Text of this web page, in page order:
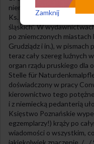
niemieckiego muzeum,
Ks. Poznańskiego”, a w r.
śląskich”. W
po zniemczonych
Grudziądz i in.), w pismach
teraz cały szereg luźnych
organ rządu pruskiego dla
Stelle für
doświadczony w pracy
kierownictwo tego
i z niemiecką pedanterią
Księstwo Poznańskie
egzemplarzy!) krąży po
wiadomości o wszystkim,
Zamknij